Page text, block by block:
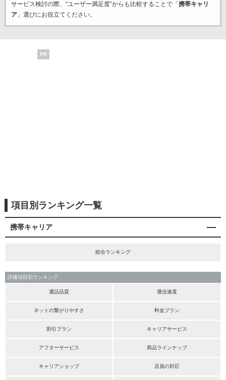
サービス検討の際、“ユーザー満足度”からも比較することで「 携帯キャリ
ア」選びにお役立てください。
PR
項目別ランキング一覧
携帯キャリア
総合ランキング
評価項目別ランキング
通話品質 通信速度
ネットの繋がりやすさ 料金プラン
割引プラン キャリアサービス
アフターサービス 商品ラインナップ
キャリアショップ 店員の対応